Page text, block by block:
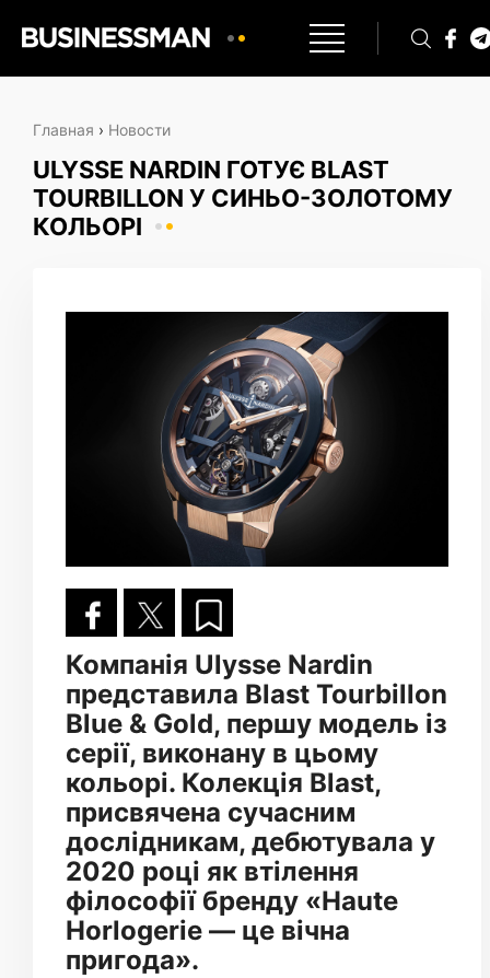
Главная › Новости
ULYSSE NARDIN ГОТУЄ BLAST
TOURBILLON У СИНЬО-ЗОЛОТОМУ
КОЛЬОРІ
Компанія Ulysse Nardin
представила Blast Tourbillon
Blue & Gold, першу модель із
серії, виконану в цьому
кольорі. Колекція Blast,
присвячена сучасним
дослідникам, дебютувала у
2020 році як втілення
філософії бренду «Haute
Horlogerie — це вічна
пригода».